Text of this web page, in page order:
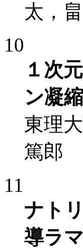
太，
10
１次
ン凝
東理
篤郎
11
ナト
導ラ